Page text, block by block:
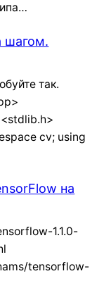
шагом.
так.
cv; using
на
1.1.0-
tensorflow-